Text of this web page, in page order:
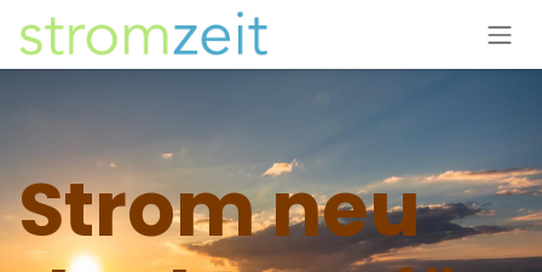
Zum Inhalt springen
Strom neu